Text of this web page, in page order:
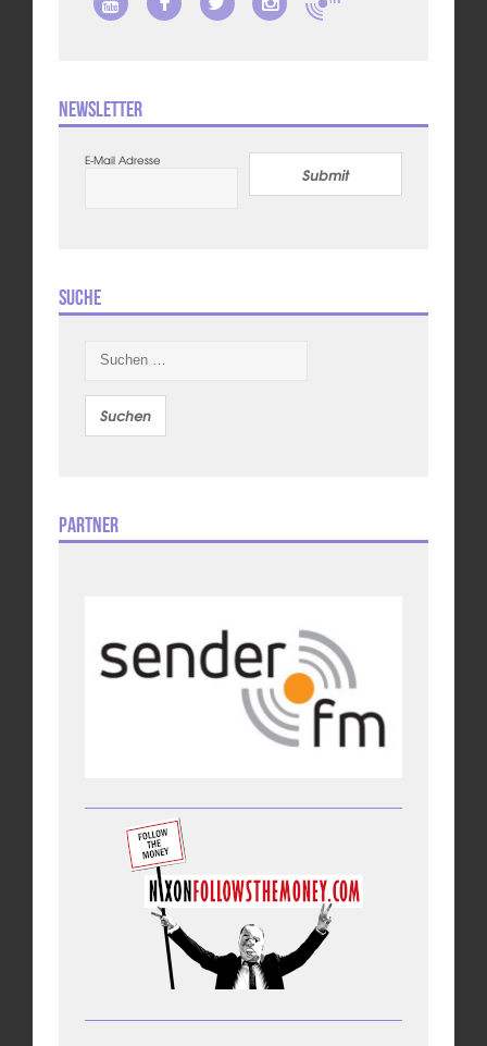
Newsletter
E-Mail Adresse
Submit
Suche
nach:
Partner